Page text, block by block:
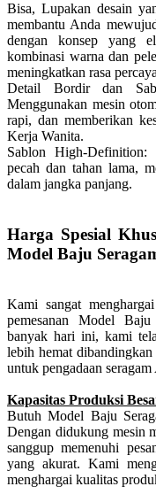
Bisa, Lupakan desain
membantu Anda
dengan konsep yang
kombinasi warna dan
meningkatkan rasa
Detail Bordir dan
Menggunakan mesin
rapi, dan memberikan
Kerja Wanita.
Sablon High-
pecah dan tahan lama,
dalam jangka panjang.
Harga Spesial
Model Baju
Kami sangat
pemesanan Model
banyak hari ini, kami
lebih hemat
untuk pengadaan
Kapasitas Produksi
Butuh Model Baju
Dengan didukung mesin
sanggup memenuhi
yang akurat. Kami
menghargai kualitas